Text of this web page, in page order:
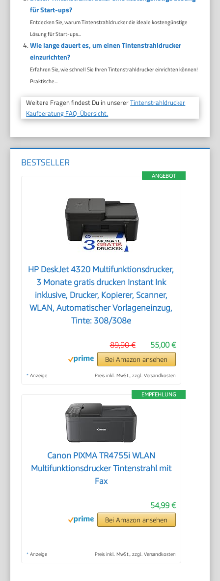
für Start-ups?
Entdecken Sie, warum Tintenstrahldrucker die ideale kostengünstige
Lösung für Start-ups...
Wie lange dauert es, um einen Tintenstrahldrucker
einzurichten?
Erfahren Sie, wie schnell Sie Ihren Tintenstrahldrucker einrichten können!
Praktische...
Weitere Fragen findest Du in unsererTintenstrahldrucker
Kaufberatung FAQ-Übersicht.
BESTSELLER
ANGEBOT
HP DeskJet 4320 Multifunktionsdrucker,
3 Monate gratis drucken Instant Ink
inklusive, Drucker, Kopierer, Scanner,
WLAN, Automatischer Vorlageneinzug,
Tinte: 308/308e
55,00 €
89,90 €
Bei Amazon ansehen
* Anzeige Preis inkl. MwSt., zzgl. Versandkosten
EMPFEHLUNG
Canon PIXMA TR4755i WLAN
Multifunktionsdrucker Tintenstrahl mit
Fax
54,99 €
Bei Amazon ansehen
* Anzeige Preis inkl. MwSt., zzgl. Versandkosten